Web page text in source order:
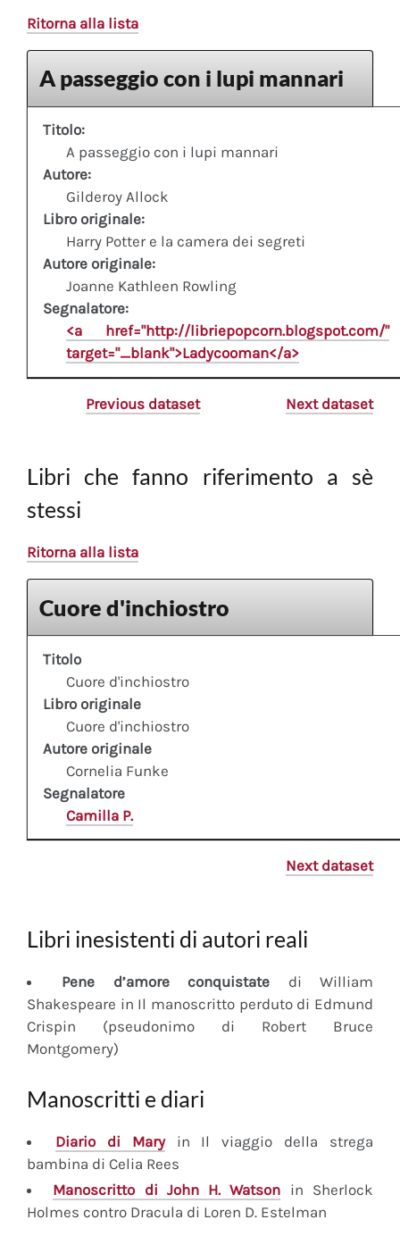
Ritorna alla lista
A passeggio con i lupi mannari
Titolo:
A passeggio con i lupi mannari
Autore:
Gilderoy Allock
Libro originale:
Harry Potter e la camera dei segreti
Autore originale:
Joanne Kathleen Rowling
Segnalatore:
<a href="http://libriepopcorn.blogspot.com/"
target="_blank">Ladycooman</a>
Previous dataset Next dataset
Libri che fanno riferimento a sè
stessi
Ritorna alla lista
Cuore d'inchiostro
Titolo
Cuore d'inchiostro
Libro originale
Cuore d'inchiostro
Autore originale
Cornelia Funke
Segnalatore
Camilla P.
Next dataset
Libri inesistenti di autori reali
Pene d’amore conquistate di William
Shakespeare in Il manoscritto perduto di Edmund
Crispin (pseudonimo di Robert Bruce
Montgomery)
Manoscritti e diari
Diariodi Maryin Il viaggio della strega
bambina di Celia Rees
Manoscritto di John H. Watson in Sherlock
Holmes contro Dracula di Loren D. Estelman